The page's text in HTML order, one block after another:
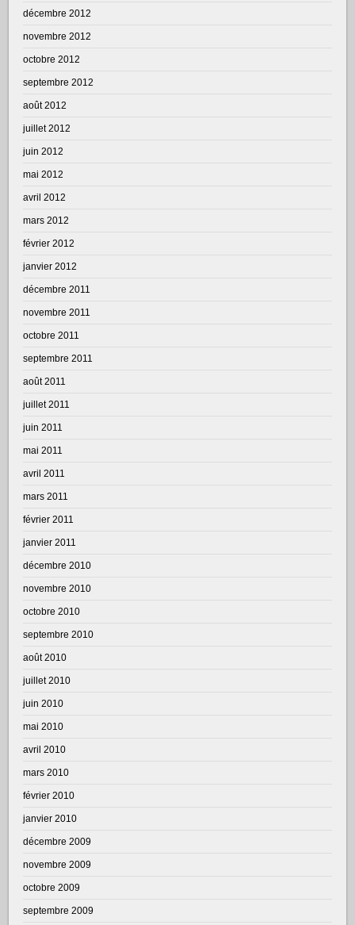
décembre 2012
novembre 2012
octobre 2012
septembre 2012
août 2012
juillet 2012
juin 2012
mai 2012
avril 2012
mars 2012
février 2012
janvier 2012
décembre 2011
novembre 2011
octobre 2011
septembre 2011
août 2011
juillet 2011
juin 2011
mai 2011
avril 2011
mars 2011
février 2011
janvier 2011
décembre 2010
novembre 2010
octobre 2010
septembre 2010
août 2010
juillet 2010
juin 2010
mai 2010
avril 2010
mars 2010
février 2010
janvier 2010
décembre 2009
novembre 2009
octobre 2009
septembre 2009